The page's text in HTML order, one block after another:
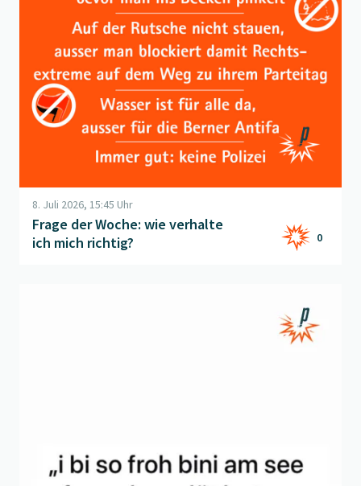
8. Juli 2026, 15:45 Uhr
Frage der Woche: wie verhalte
ich mich richtig?
0